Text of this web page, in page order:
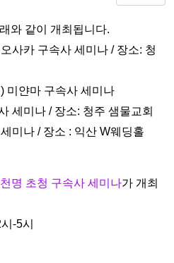
와 같이 개최됩니다.
사카 구속사 세미나 / 장소: 청
미얀마 구속사 세미나
세미나 / 장소: 청주 샘물교회
미나 / 장소 : 익산 W웨딩홀
명 초청 구속사 세미나가 개최
-5시